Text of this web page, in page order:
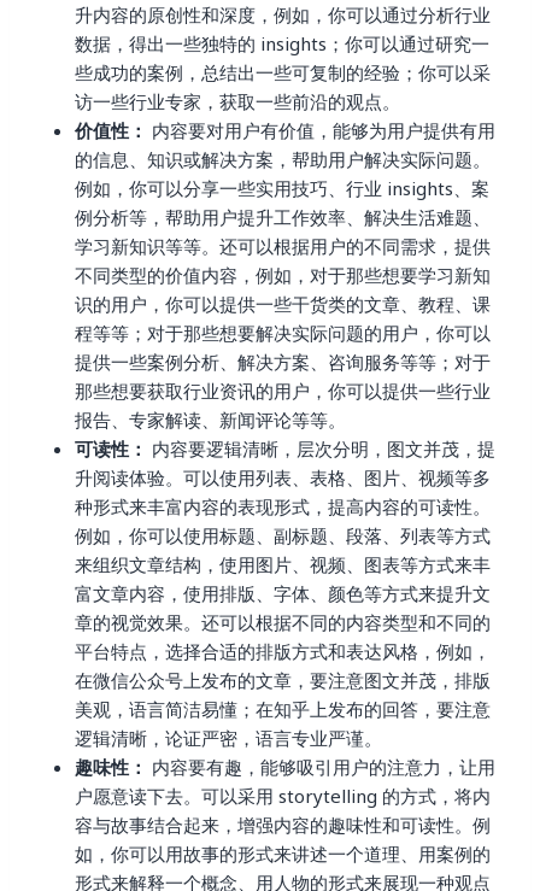
升内容的原创性和深度，例如，你可以通过分析行业
数据，得出一些独特的 insights；你可以通过研究一
些成功的案例，总结出一些可复制的经验；你可以采
访一些行业专家，获取一些前沿的观点。
价值性： 内容要对用户有价值，能够为用户提供有用
的信息、知识或解决方案，帮助用户解决实际问题。
例如，你可以分享一些实用技巧、行业 insights、案
例分析等，帮助用户提升工作效率、解决生活难题、
学习新知识等等。还可以根据用户的不同需求，提供
不同类型的价值内容，例如，对于那些想要学习新知
识的用户，你可以提供一些干货类的文章、教程、课
程等等；对于那些想要解决实际问题的用户，你可以
提供一些案例分析、解决方案、咨询服务等等；对于
那些想要获取行业资讯的用户，你可以提供一些行业
报告、专家解读、新闻评论等等。
可读性： 内容要逻辑清晰，层次分明，图文并茂，提
升阅读体验。可以使用列表、表格、图片、视频等多
种形式来丰富内容的表现形式，提高内容的可读性。
例如，你可以使用标题、副标题、段落、列表等方式
来组织文章结构，使用图片、视频、图表等方式来丰
富文章内容，使用排版、字体、颜色等方式来提升文
章的视觉效果。还可以根据不同的内容类型和不同的
平台特点，选择合适的排版方式和表达风格，例如，
在微信公众号上发布的文章，要注意图文并茂，排版
美观，语言简洁易懂；在知乎上发布的回答，要注意
逻辑清晰，论证严密，语言专业严谨。
趣味性： 内容要有趣，能够吸引用户的注意力，让用
户愿意读下去。可以采用 storytelling 的方式，将内
容与故事结合起来，增强内容的趣味性和可读性。例
如，你可以用故事的形式来讲述一个道理、用案例的
形式来解释一个概念、用人物的形式来展现一种观点